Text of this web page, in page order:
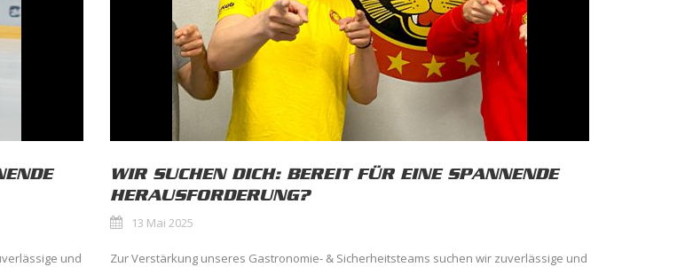
und
WIR SUCHEN DICH: BEREIT FÜR EINE SPANNENDE
HERAUSFORDERUNG?
13 Mai 2025
Zur Verstärkung unseres Gastronomie- & Sicherheitsteams suchen wir zuverlässige und